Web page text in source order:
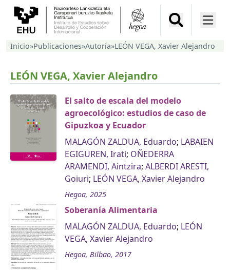
Inicio»Publicaciones»Autoría»LEÓN VEGA, Xavier Alejandro
LEÓN VEGA, Xavier Alejandro
El salto de escala del modelo
agroecológico: estudios de caso de
Gipuzkoa y Ecuador
MALAGÓN ZALDUA, Eduardo; LABAIEN
EGIGUREN, Irati; OÑEDERRA
ARAMENDI, Aintzira; ALBERDI ARESTI,
Goiuri; LEÓN VEGA, Xavier Alejandro
Hegoa, 2025
Soberanía Alimentaria
MALAGÓN ZALDUA, Eduardo; LEÓN
VEGA, Xavier Alejandro
Hegoa, Bilbao, 2017